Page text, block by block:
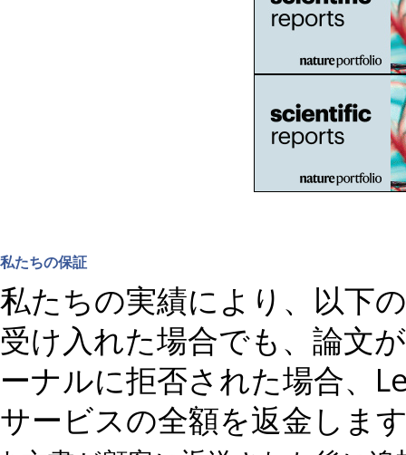
私たちの保証
私たちの実績により、以下
受け入れた場合でも、論文
ーナルに拒否された場合、
サービスの全額を返金しま